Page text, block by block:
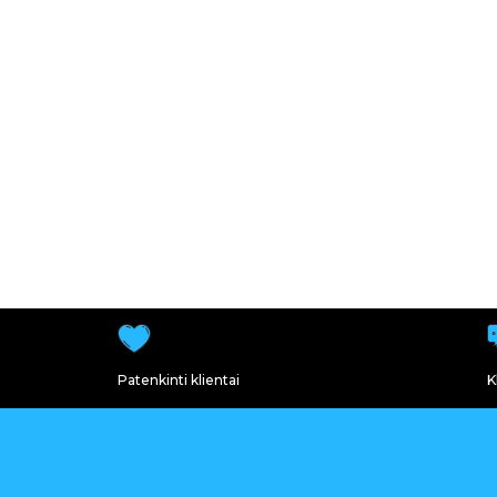
Patenkinti klientai